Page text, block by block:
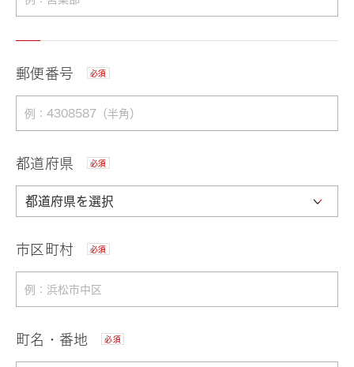
郵便番号 必須
都道府県 必須
市区町村 必須
町名・番地 必須